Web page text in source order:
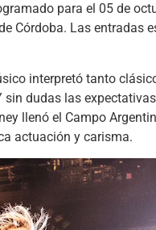
para el 05 de
Córdoba. Las
interpretó tanto
dudas las
llenó el Campo
actuación y carisma.